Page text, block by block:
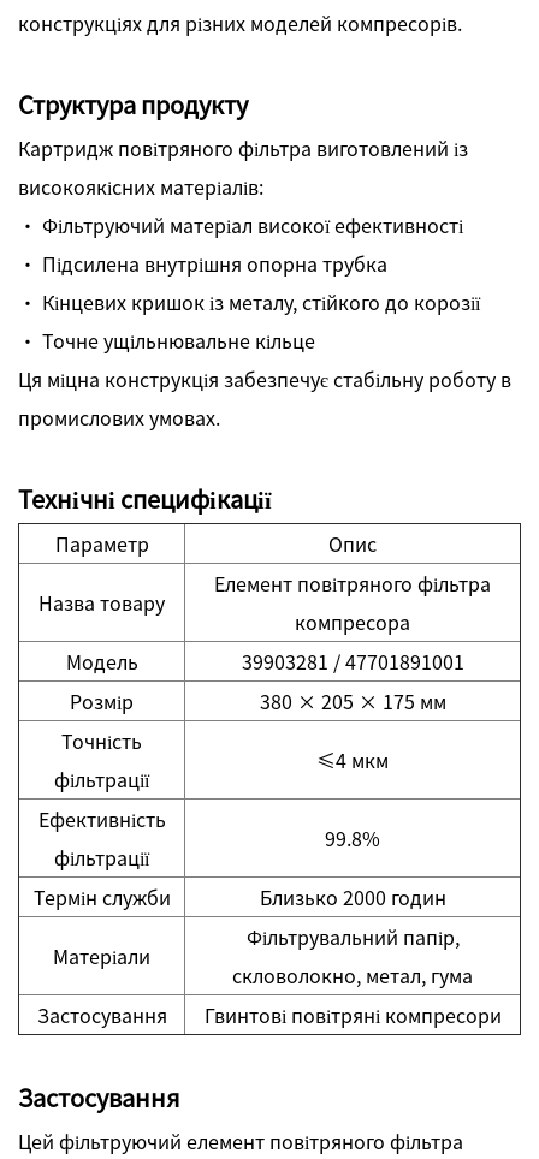
конструкціях для різних моделей компресорів.
Структура продукту
Картридж повітряного фільтра виготовлений із
високоякісних матеріалів:
· Фільтруючий матеріал високої ефективності
· Підсилена внутрішня опорна трубка
· Кінцевих кришок із металу, стійкого до корозії
· Точне ущільнювальне кільце
Ця міцна конструкція забезпечує стабільну роботу в
промислових умовах.
Технічні специфікації
Параметр Опис
Назва товару
Елемент повітряного фільтра
компресора
Модель
39903281 / 47701891001
Розмір
380 × 205 × 175 мм
Точність
фільтрації
≤4 мкм
Ефективність
фільтрації
99.8%
Термін служби Близько 2000 годин
Матеріали
Фільтрувальний папір,
скловолокно, метал, гума
Застосування
Гвинтові повітряні компресори
Застосування
Цей фільтруючий елемент повітряного фільтра